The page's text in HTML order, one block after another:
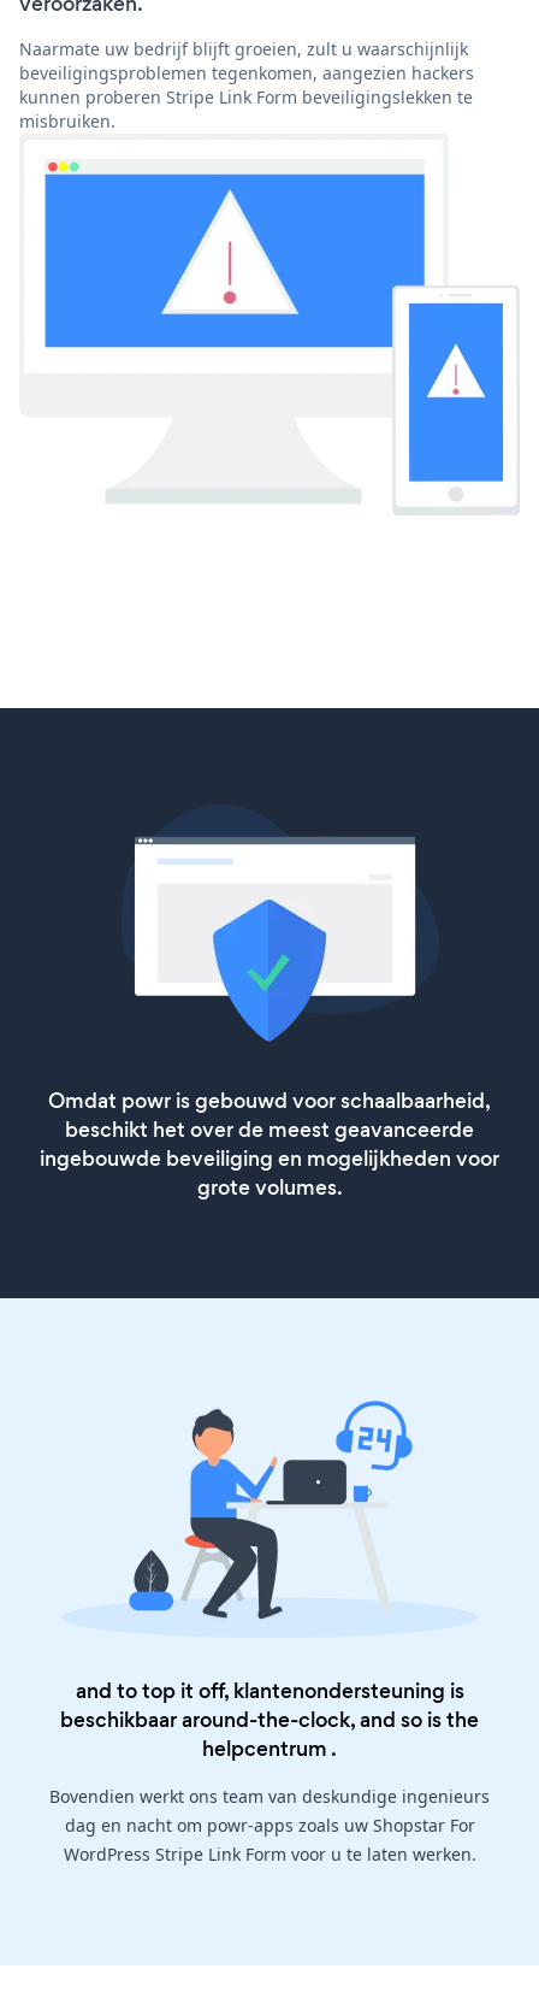
Naarmate uw bedrijf blijft groeien, zult u waarschijnlijk
beveiligingsproblemen tegenkomen, aangezien hackers
kunnen proberen Stripe Link Form beveiligingslekken te
misbruiken.
Omdat powr is gebouwd voor schaalbaarheid,
beschikt het over de meest geavanceerde
ingebouwde beveiliging en mogelijkheden voor
grote volumes.
and to top it off, klantenondersteuning is
beschikbaar around-the-clock, and so is the
helpcentrum .
Bovendien werkt ons team van deskundige ingenieurs
dag en nacht om powr-apps zoals uw Shopstar For
WordPress Stripe Link Form voor u te laten werken.